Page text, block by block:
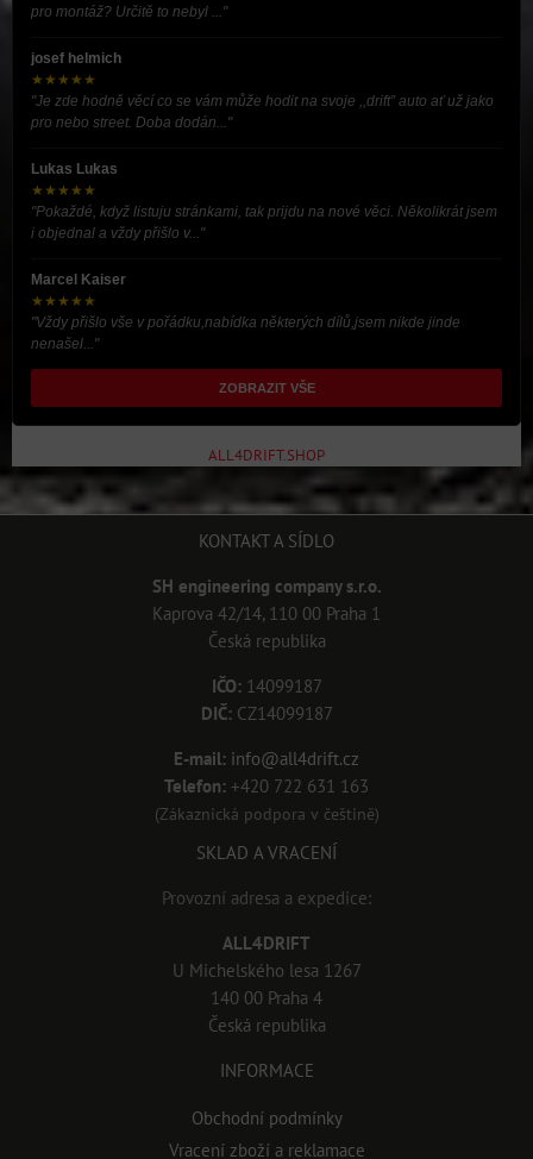
pro montáž? Určitě to nebyl ..."
josef helmich
★★★★★
"Je zde hodně věcí co se vám může hodit na svoje ,,drift” auto ať už jako
pro nebo street. Doba dodán..."
Lukas Lukas
★★★★★
"Pokaždé, když listuju stránkami, tak prijdu na nové věci. Několikrát jsem
i objednal a vždy přišlo v..."
Marcel Kaiser
★★★★★
"Vždy přišlo vše v pořádku,nabídka některých dílů,jsem nikde jinde
nenašel..."
ZOBRAZIT VŠE
ALL4DRIFT.SHOP
KONTAKT A SÍDLO
SH engineering company s.r.o.
Kaprova 42/14, 110 00 Praha 1
Česká republika
IČO:14099187
DIČ:CZ14099187
E-mail: info@all4drift.cz
Telefon: +420 722 631 163
(Zákaznická podpora v češtině)
SKLAD A VRACENÍ
Provozní adresa a expedice:
ALL4DRIFT
U Michelského lesa 1267
140 00 Praha 4
Česká republika
INFORMACE
Obchodní podmínky
Vracení zboží a reklamace